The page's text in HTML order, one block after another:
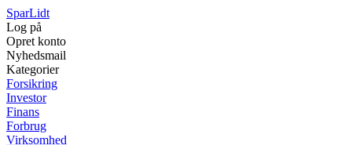
SparLidt
Log på
Opret konto
Nyhedsmail
Kategorier
Forsikring
Investor
Finans
Forbrug
Virksomhed